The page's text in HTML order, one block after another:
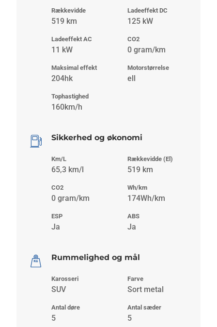
Rækkevidde
519 km
Ladeeffekt DC
125 kW
Ladeeffekt AC
11 kW
CO2
0 gram/km
Maksimal effekt
204hk
Motorstørrelse
ell
Tophastighed
160km/h
Sikkerhed og økonomi
Km/L
65,3 km/l
Rækkevidde (El)
519 km
CO2
0 gram/km
Wh/km
174Wh/km
ESP
Ja
ABS
Ja
Rummelighed og mål
Karosseri
SUV
Farve
Sort metal
Antal døre
5
Antal sæder
5